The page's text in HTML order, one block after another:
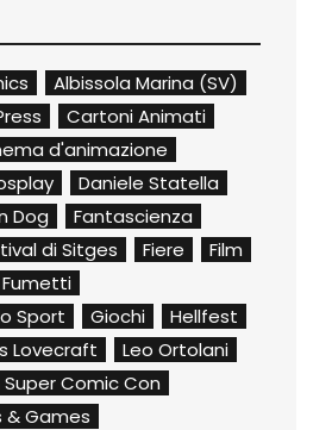
Albissola Marina (SV)
Cartoni Animati
d'animazione
Daniele Statella
Dog
Fantascienza
di Sitges Fiere
Film
Fumetti
Sport
Giochi
Hellfest
Lovecraft
Leo Ortolani
Super Comic Con
& Games